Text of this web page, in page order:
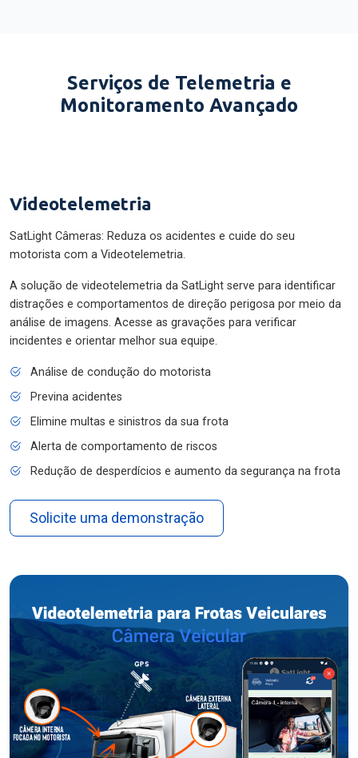
Serviços de Telemetria e
Monitoramento Avançado
Videotelemetria
SatLight Câmeras: Reduza os acidentes e cuide do seu
motorista com a Videotelemetria.
A solução de videotelemetria da SatLight serve para identificar
distrações e comportamentos de direção perigosa por meio da
análise de imagens. Acesse as gravações para verificar
incidentes e orientar melhor sua equipe.
Análise de condução do motorista
Previna acidentes
Elimine multas e sinistros da sua frota
Alerta de comportamento de riscos
Redução de desperdícios e aumento da segurança na frota
Solicite uma demonstração